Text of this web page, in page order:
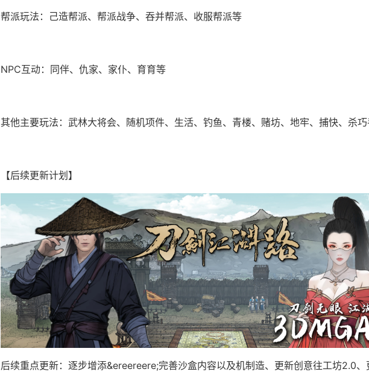
帮派玩法：己造帮派、帮派战争、吞并帮派、收服帮派等
NPC互动：同伴、仇家、家仆、育育等
其他主要玩法：武林大将会、随机项件、生活、钓鱼、青楼、赌坊、地牢、捕快、杀
【后续更新计划】
后续重点更新：逐步增添&ereereere;完善沙盒内容以及机制造、更新创意往工坊2.0